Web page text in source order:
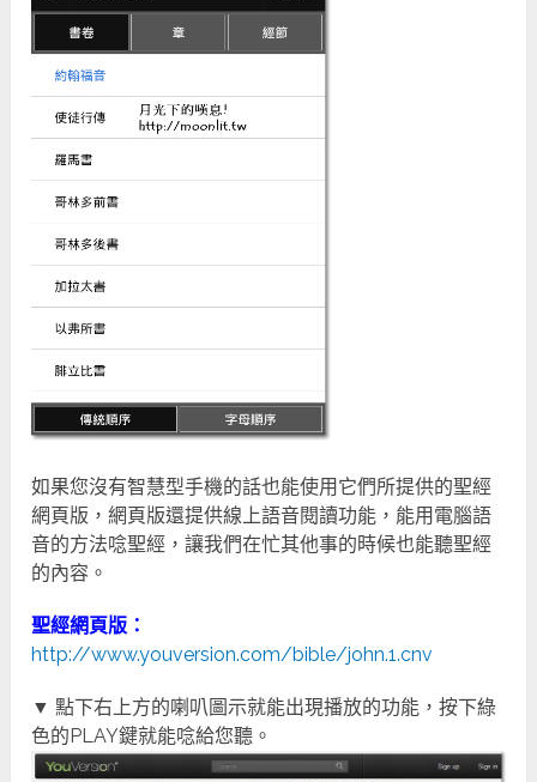
如果您沒有智慧型手機的話也能使用它們所提供的聖經
網頁版，網頁版還提供線上語音閱讀功能，能用電腦語
音的方法唸聖經，讓我們在忙其他事的時候也能聽聖經
的內容。
聖經網頁版：
http://www.youversion.com/bible/john.1.cnv
▼ 點下右上方的喇叭圖示就能出現播放的功能，按下綠
色的PLAY鍵就能唸給您聽。